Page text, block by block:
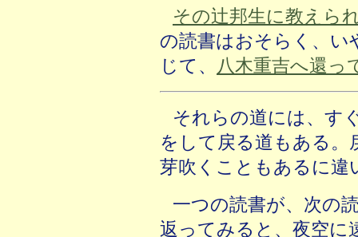
その辻邦生に教えら
の読書はおそらく、い
じて、
八木重吉へ還っ
それらの道には、す
をして戻る道もある。
芽吹くこともあるに違
一つの読書が、次の
返ってみると、夜空に